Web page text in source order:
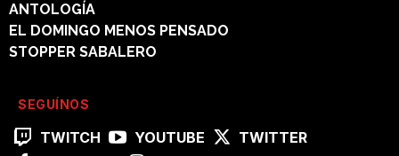
ANTOLOGÍA
EL DOMINGO MENOS PENSADO
STOPPER SABALERO
SEGUÍNOS
TWITCH YOUTUBE
TWITTER